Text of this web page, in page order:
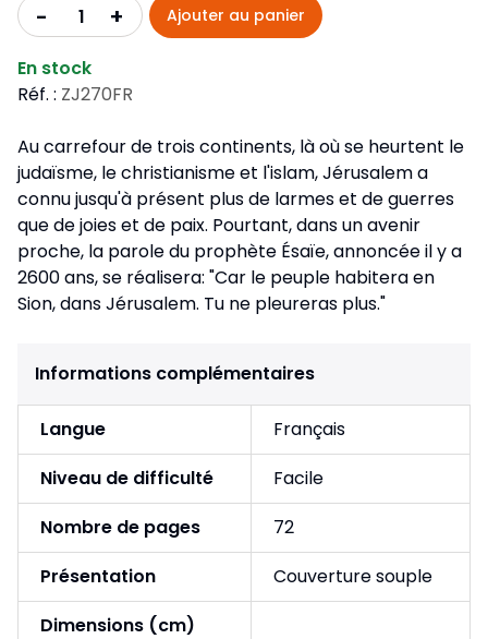
- + Ajouter au panier
En stock
Réf. : ZJ270FR
Au carrefour de trois continents, là où se heurtent le
judaïsme, le christianisme et l'islam, Jérusalem a
connu jusqu'à présent plus de larmes et de guerres
que de joies et de paix. Pourtant, dans un avenir
proche, la parole du prophète Ésaïe, annoncée il y a
2600 ans, se réalisera: "Car le peuple habitera en
Sion, dans Jérusalem. Tu ne pleureras plus."
Informations complémentaires
Langue
Français
Niveau de difficulté
Facile
Nombre de pages
72
Présentation
Couverture souple
Dimensions (cm)